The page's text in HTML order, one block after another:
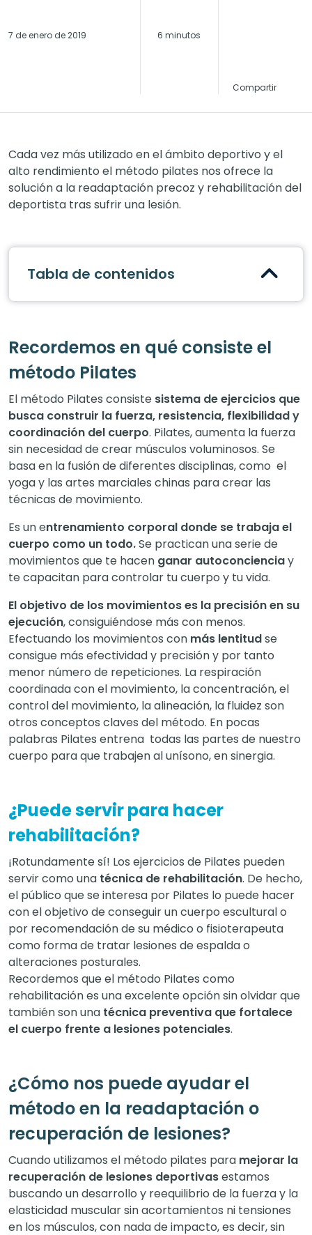
7 de enero de 2019 6 minutos
Compartir
Cada vez más utilizado en el ámbito deportivo y el
alto rendimiento el método pilates nos ofrece la
solución a la readaptación precoz y rehabilitación del
deportista tras sufrir una lesión.
Tabla de contenidos
Recordemos en qué consiste el
método Pilates
El método Pilates consiste sistema de ejercicios que
busca construir la fuerza, resistencia, flexibilidad y
coordinación del cuerpo. Pilates, aumenta la fuerza
sin necesidad de crear músculos voluminosos. Se
basa en la fusión de diferentes disciplinas, como el
yoga y las artes marciales chinas para crear las
técnicas de movimiento.
Es un entrenamiento corporal donde se trabaja el
cuerpo como un todo.Se practican una serie de
movimientos que te hacen ganar autoconcienciay
te capacitan para controlar tu cuerpo y tu vida.
El objetivo de los movimientos es la precisión en su
ejecución, consiguiéndose más con menos.
Efectuando los movimientos con más lentitudse
consigue más efectividad y precisión y por tanto
menor número de repeticiones. La respiración
coordinada con el movimiento, la concentración, el
control del movimiento, la alineación, la fluidez son
otros conceptos claves del método. En pocas
palabras Pilates entrena todas las partes de nuestro
cuerpo para que trabajen al unísono, en sinergia.
¿Puede servir para hacer
rehabilitación?
¡Rotundamente sí! Los ejercicios de Pilates pueden
servir como una técnica de rehabilitación. De hecho,
el público que se interesa por Pilates lo puede hacer
con el objetivo de conseguir un cuerpo escultural o
por recomendación de su médico o fisioterapeuta
como forma de tratar lesiones de espalda o
alteraciones posturales.
Recordemos que el método Pilates como
rehabilitación es una excelente opción sin olvidar que
también son una técnica preventiva que fortalece
el cuerpo frente a lesiones potenciales.
¿Cómo nos puede ayudar el
método en la readaptación o
recuperación de lesiones?
Cuando utilizamos el método pilates para mejorar la
recuperación de lesiones deportivasestamos
buscando un desarrollo y reequilibrio de la fuerza y la
elasticidad muscular sin acortamientos ni tensiones
en los músculos, con nada de impacto, es decir, sin